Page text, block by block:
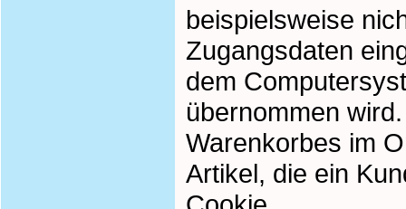
beispielsweise
Zugangsdaten
dem
übernommen
Warenkorbes im
Artikel, die ein